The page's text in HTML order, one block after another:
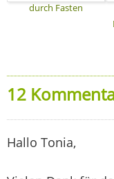
durch Fasten
12
Hallo Tonia,